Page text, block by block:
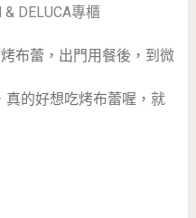
DELUCA專櫃
布蕾，出門用餐後，到微
真的好想吃烤布蕾喔，就